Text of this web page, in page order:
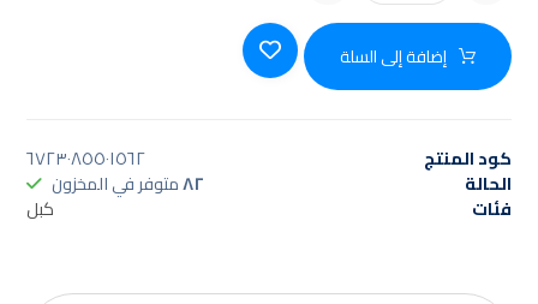
إضافة إلى السلة
كود المنتج ٦٧٢٣٠٨٥٥٠١٥٦٢
الحالة ٨٢متوفر في المخزون
فئات كبل